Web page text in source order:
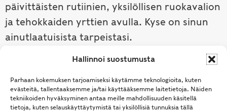
Hallinnoi suostumusta
Parhaan kokemuksen tarjoamiseksi käytämme teknologioita, kuten
evästeitä, tallentaaksemme ja/tai käyttääksemme laitetietoja. Näiden
tekniikoiden hyväksyminen antaa meille mahdollisuuden käsitellä
tietoja, kuten selauskäyttäytymistä tai yksilöllisiä tunnuksia tällä
päivittäisten rutiinien, yksilöllisen ruokavalion
ja tehokkaiden yrttien avulla. Kyse on sinun
ainutlaatuisista tarpeistasi.
Tutustu ayurvedaan →